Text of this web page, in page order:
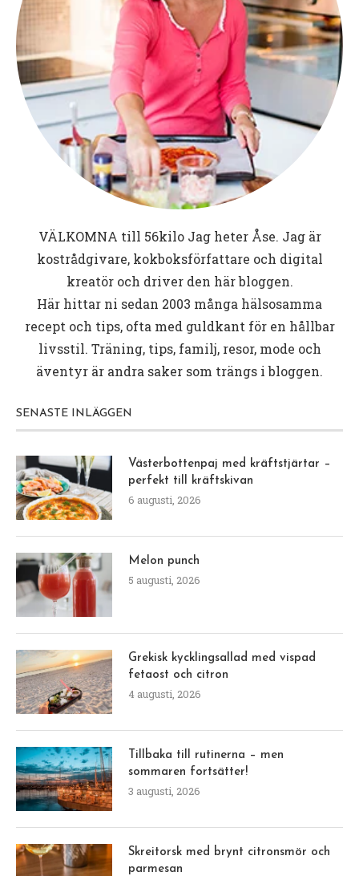
VÄLKOMNA till 56kiloJag heter Åse. Jag är
kostrådgivare, kokboksförfattare och digital
kreatör och driver den här bloggen.
Här hittar ni sedan 2003 många hälsosamma
recept och tips, ofta med guldkant för en hållbar
livsstil. Träning, tips, familj, resor, mode och
äventyr är andra saker som trängs i bloggen.
SENASTE INLÄGGEN
Västerbottenpaj med kräftstjärtar –
perfekt till kräftskivan
6 augusti, 2026
Melon punch
5 augusti, 2026
Grekisk kycklingsallad med vispad
fetaost och citron
4 augusti, 2026
Tillbaka till rutinerna – men
sommaren fortsätter!
3 augusti, 2026
Skreitorsk med brynt citronsmör och
parmesan